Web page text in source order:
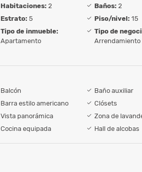
Habitaciones: 2 Baños: 2
Estrato: 5 Piso/nivel: 15
Tipo de inmueble:
Apartamento
Tipo de
Arrendamiento
Balcón Baño auxiliar
Barra estilo americano
Clósets
Vista panorámica
Zona de
Cocina equipada
Hall de alcobas